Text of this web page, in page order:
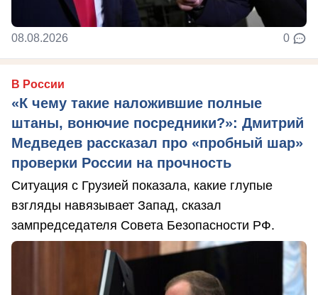
08.08.2026 0
В России
«К чему такие наложившие полные
штаны, вонючие посредники?»: Дмитрий
Медведев рассказал про «пробный шар»
проверки России на прочность
Ситуация с Грузией показала, какие глупые
взгляды навязывает Запад, сказал
зампредседателя Совета Безопасности РФ.